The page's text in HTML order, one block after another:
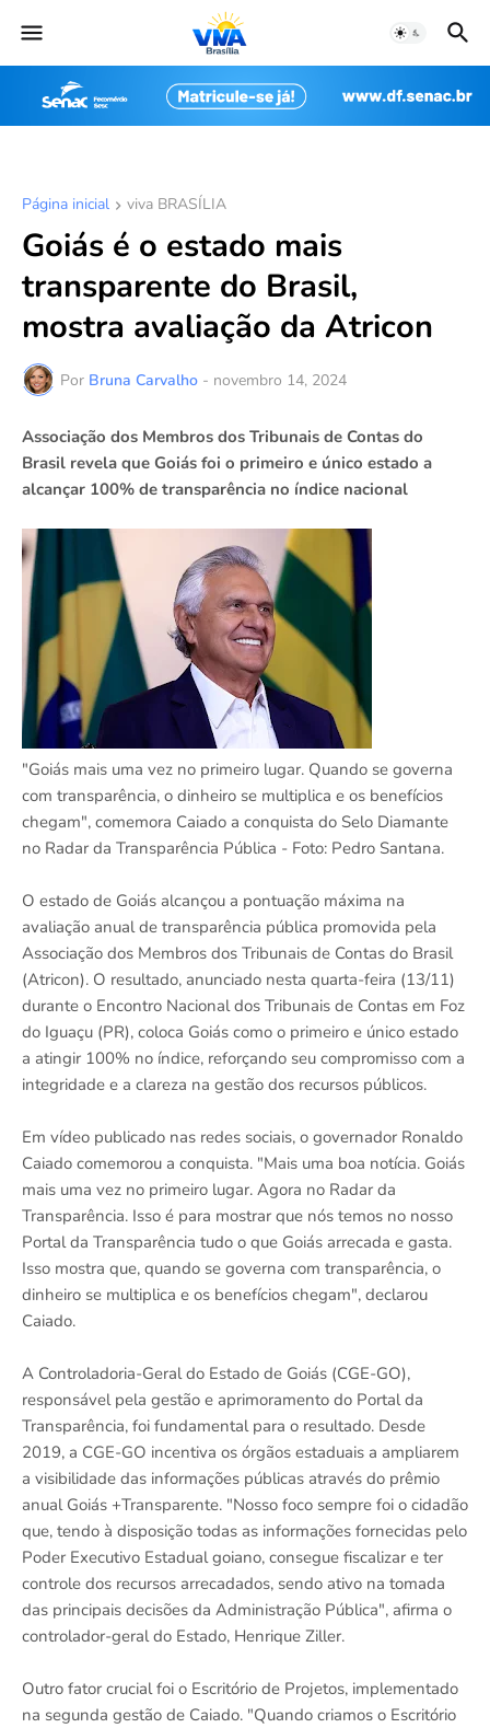
Página inicial viva BRASÍLIA
Goiás é o estado mais
transparente do Brasil,
mostra avaliação da Atricon
Por Bruna Carvalho - novembro 14, 2024
Associação dos Membros dos Tribunais de Contas do
Brasil revela que Goiás foi o primeiro e único estado a
alcançar 100% de transparência no índice nacional
"Goiás mais uma vez no primeiro lugar. Quando se governa
com transparência, o dinheiro se multiplica e os benefícios
chegam", comemora Caiado a conquista do Selo Diamante
no Radar da Transparência Pública - Foto: Pedro Santana.
O estado de Goiás alcançou a pontuação máxima na
avaliação anual de transparência pública promovida pela
Associação dos Membros dos Tribunais de Contas do Brasil
(Atricon). O resultado, anunciado nesta quarta-feira (13/11)
durante o Encontro Nacional dos Tribunais de Contas em Foz
do Iguaçu (PR), coloca Goiás como o primeiro e único estado
a atingir 100% no índice, reforçando seu compromisso com a
integridade e a clareza na gestão dos recursos públicos.
Em vídeo publicado nas redes sociais, o governador Ronaldo
Caiado comemorou a conquista. "Mais uma boa notícia. Goiás
mais uma vez no primeiro lugar. Agora no Radar da
Transparência. Isso é para mostrar que nós temos no nosso
Portal da Transparência tudo o que Goiás arrecada e gasta.
Isso mostra que, quando se governa com transparência, o
dinheiro se multiplica e os benefícios chegam", declarou
Caiado.
A Controladoria-Geral do Estado de Goiás (CGE-GO),
responsável pela gestão e aprimoramento do Portal da
Transparência, foi fundamental para o resultado. Desde
2019, a CGE-GO incentiva os órgãos estaduais a ampliarem
a visibilidade das informações públicas através do prêmio
anual Goiás +Transparente. "Nosso foco sempre foi o cidadão
que, tendo à disposição todas as informações fornecidas pelo
Poder Executivo Estadual goiano, consegue fiscalizar e ter
controle dos recursos arrecadados, sendo ativo na tomada
das principais decisões da Administração Pública", afirma o
controlador-geral do Estado, Henrique Ziller.
Outro fator crucial foi o Escritório de Projetos, implementado
na segunda gestão de Caiado. "Quando criamos o Escritório